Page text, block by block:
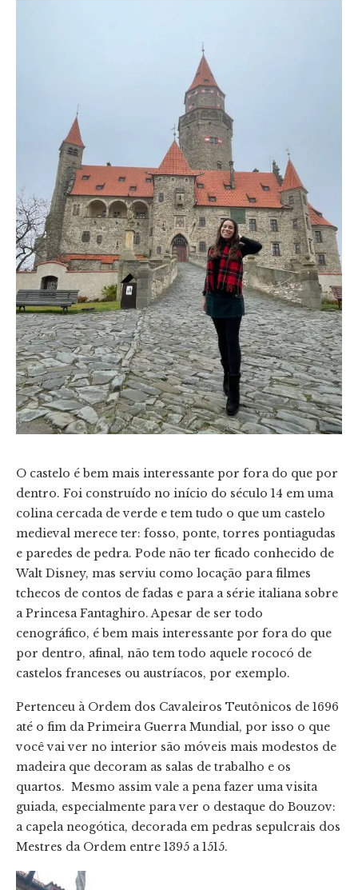
O castelo é bem mais interessante por fora do que por
dentro. Foi construído no início do século 14 em uma
colina cercada de verde e tem tudo o que um castelo
medieval merece ter: fosso, ponte, torres pontiagudas
e paredes de pedra. Pode não ter ficado conhecido de
Walt Disney, mas serviu como locação para filmes
tchecos de contos de fadas e para a série italiana sobre
a Princesa Fantaghiro. Apesar de ser todo
cenográfico, é bem mais interessante por fora do que
por dentro, afinal, não tem todo aquele rococó de
castelos franceses ou austríacos, por exemplo.
Pertenceu à Ordem dos Cavaleiros Teutônicos de 1696
até o fim da Primeira Guerra Mundial, por isso o que
você vai ver no interior são móveis mais modestos de
madeira que decoram as salas de trabalho e os
quartos. Mesmo assim vale a pena fazer uma visita
guiada, especialmente para ver o destaque do Bouzov:
a capela neogótica, decorada em pedras sepulcrais dos
Mestres da Ordem entre 1395 a 1515.